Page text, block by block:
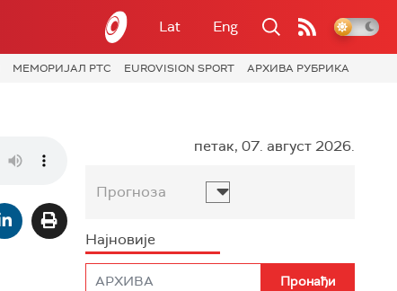
Lat Eng
МЕМОРИЈАЛ РТС EUROVISION SPORT АРХИВА РУБРИКА
петак, 07. август 2026.
Прогноза
Најновије